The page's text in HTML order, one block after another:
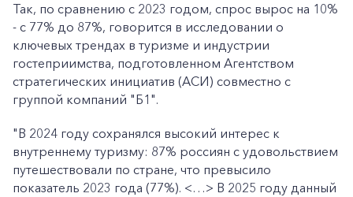
Так, по сравнению с 2023 годом, спрос вырос на 10%
- с 77% до 87%, говорится в исследовании о
ключевых трендах в туризме и индустрии
гостеприимства, подготовленном Агентством
стратегических инициатив (АСИ) совместно с
группой компаний "Б1".
"В 2024 году сохранялся высокий интерес к
внутреннему туризму: 87% россиян с удовольствием
путешествовали по стране, что превысило
показатель 2023 года (77%). <…> В 2025 году данный